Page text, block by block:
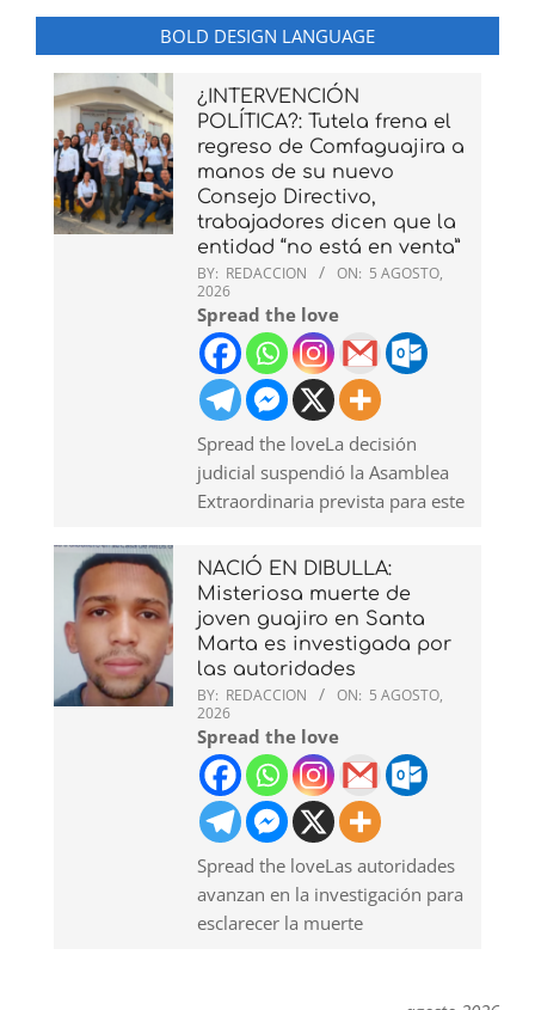
BOLD DESIGN LANGUAGE
¿INTERVENCIÓN
POLÍTICA?: Tutela frena el
regreso de Comfaguajira a
manos de su nuevo
Consejo Directivo,
trabajadores dicen que la
entidad “no está en venta”
BY: REDACCION ON: 5 AGOSTO,
2026
Spread the love
Spread the loveLa decisión
judicial suspendió la Asamblea
Extraordinaria prevista para este
NACIÓ EN DIBULLA:
Misteriosa muerte de
joven guajiro en Santa
Marta es investigada por
las autoridades
BY: REDACCION ON: 5 AGOSTO,
2026
Spread the love
Spread the loveLas autoridades
avanzan en la investigación para
esclarecer la muerte